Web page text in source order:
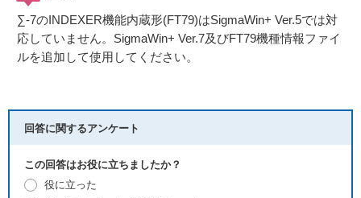
∑-7のINDEXER機能内蔵形(FT79)はSigmaWin+ Ver.5では対
応していません。SigmaWin+ Ver.7及びFT79機種情報ファイ
ルを追加して使用してください。
回答に関するアンケート
この回答はお役に立ちましたか？
役に立った